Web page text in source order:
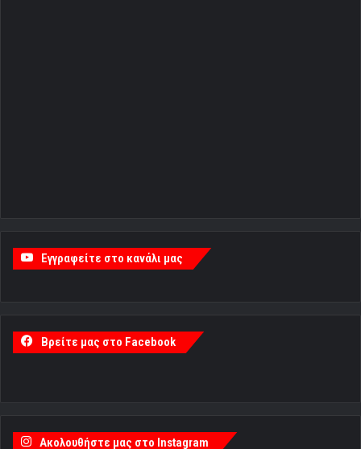
Εγγραφείτε στο κανάλι μας
Βρείτε μας στο Facebook
Ακολουθήστε μας στο Instagram